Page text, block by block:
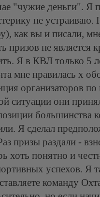
"чужие деньги". Я
не
как вы и писали,
призов не является
Я в КВЛ только 5
мне нравилась х
организаторов по
ситуации они
большинства
Я сделал
призы раздали -
хоть понятно и
успехов. Я
команду